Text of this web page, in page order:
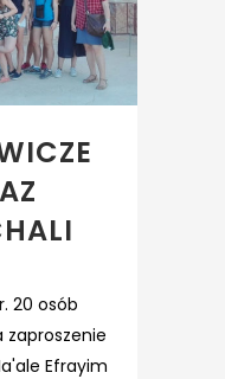
r. 20 osób
zaproszenie
Efrayim